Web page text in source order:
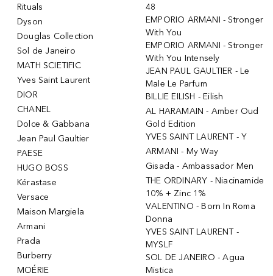
Rituals
Dyson
Douglas Collection
Sol de Janeiro
MATH SCIETIFIC
Yves Saint Laurent
DIOR
CHANEL
Dolce & Gabbana
Jean Paul Gaultier
PAESE
HUGO BOSS
Kérastase
Versace
Maison Margiela
Armani
Prada
Burberry
MOÉRIE
48
EMPORIO ARMANI - Stronger
With You
EMPORIO ARMANI - Stronger
With You Intensely
JEAN PAUL GAULTIER - Le
Male Le Parfum
BILLIE EILISH - Eilish
AL HARAMAIN - Amber Oud
Gold Edition
YVES SAINT LAURENT - Y
ARMANI - My Way
Gisada - Ambassador Men
THE ORDINARY - Niacinamide
10% + Zinc 1%
VALENTINO - Born In Roma
Donna
YVES SAINT LAURENT -
MYSLF
SOL DE JANEIRO - Agua
Mistica